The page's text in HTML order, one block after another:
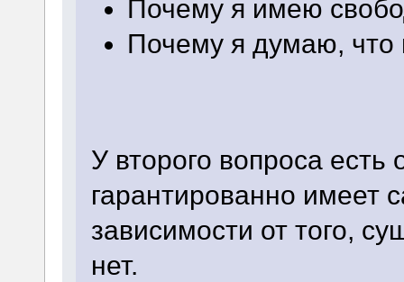
Почему я имею
Почему я думаю,
У второго вопроса есть
гарантированно имеет
зависимости от того,
нет.